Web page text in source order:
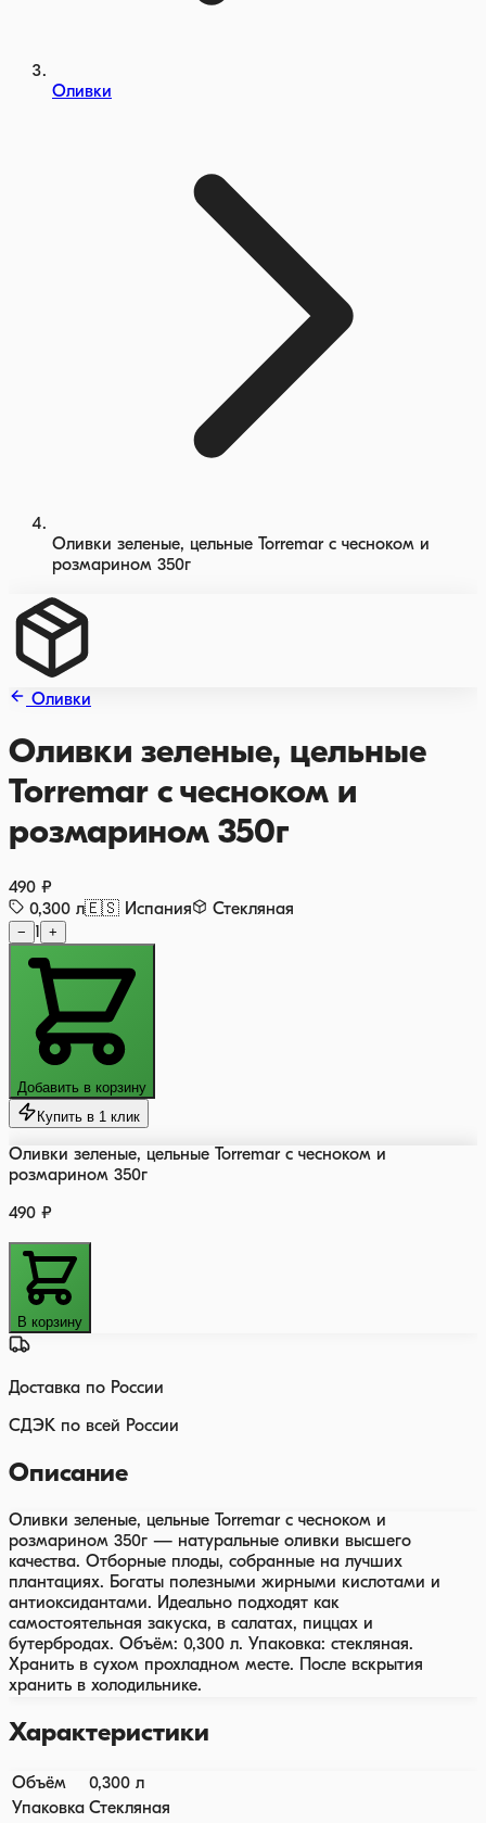
Оливки
Оливки зеленые, цельные Torremar с чесноком и
розмарином 350г
Оливки
Оливки зеленые, цельные
Torremar с чесноком и
розмарином 350г
490 ₽
0,300 л🇪🇸 Испания Стекляная
− 1 +
Добавить в корзину
Купить в 1 клик
Оливки зеленые, цельные Torremar с чесноком и
розмарином 350г
490 ₽
В корзину
Доставка по России
СДЭК по всей России
Описание
Оливки зеленые, цельные Torremar с чесноком и
розмарином 350г — натуральные оливки высшего
качества. Отборные плоды, собранные на лучших
плантациях. Богаты полезными жирными кислотами и
антиоксидантами. Идеально подходят как
самостоятельная закуска, в салатах, пиццах и
бутербродах. Объём: 0,300 л. Упаковка: стекляная.
Хранить в сухом прохладном месте. После вскрытия
хранить в холодильнике.
Характеристики
Объём
0,300 л
Упаковка Стекляная